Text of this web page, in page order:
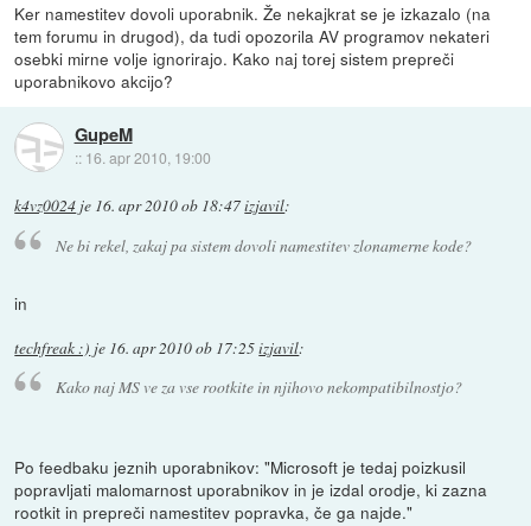
Ker namestitev dovoli uporabnik. Že nekajkrat se je izkazalo (na
tem forumu in drugod), da tudi opozorila AV programov nekateri
osebki mirne volje ignorirajo. Kako naj torej sistem prepreči
uporabnikovo akcijo?
GupeM
:: 16. apr 2010, 19:00
k4vz0024 je 16. apr 2010 ob 18:47izjavil:
Ne bi rekel, zakaj pa sistem dovoli namestitev zlonamerne kode?
in
techfreak :) je 16. apr 2010 ob 17:25izjavil:
Kako naj MS ve za vse rootkite in njihovo nekompatibilnostjo?
Po feedbaku jeznih uporabnikov: "Microsoft je tedaj poizkusil
popravljati malomarnost uporabnikov in je izdal orodje, ki zazna
rootkit in prepreči namestitev popravka, če ga najde."